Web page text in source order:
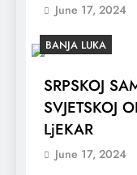
June 17, 2024
BANJA LUKA
SRPSKOJ
SVJETSKOJ
LjEKAR
June 17, 2024